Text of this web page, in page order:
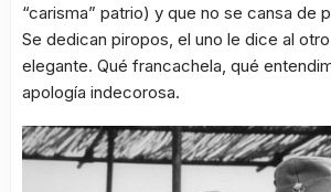
“carisma” patrio) y que no se cansa de
Se dedican piropos, el uno le dice al
elegante. Qué francachela, qué
apología indecorosa.